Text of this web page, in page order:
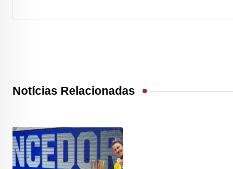
Notícias Relacionadas